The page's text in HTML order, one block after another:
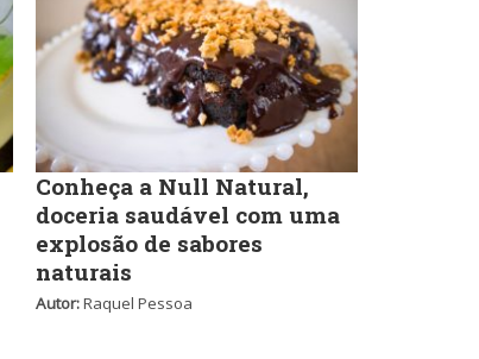
Francesa
Hamburguerias e
Sanduicherias
Internacional
Japonesa e Oriental
Lanchonetes
Massas
Conheça a Null Natural,
doceria saudável com uma
explosão de sabores
naturais
Autor:Raquel Pessoa